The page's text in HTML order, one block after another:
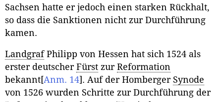
Sachsen hatte er jedoch einen starken Rückhalt,
so dass die Sanktionen nicht zur Durchführung
kamen.
LandgrafPhilipp von Hessen hat sich 1524 als
erster deutscher Fürst zur Reformation
bekannt[Anm. 14] . Auf der Homberger Synode
von 1526 wurden Schritte zur Durchführung der